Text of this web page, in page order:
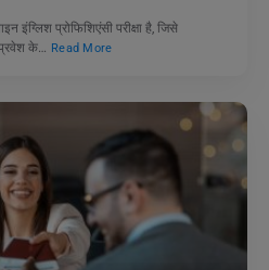
प्रोफिशिएंसी परीक्षा है, जिसे
प्रवेश के… Read More